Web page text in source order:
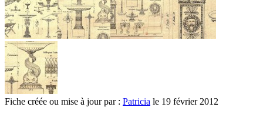
Fiche créée ou mise à jour par : Patricia le 19 février 2012